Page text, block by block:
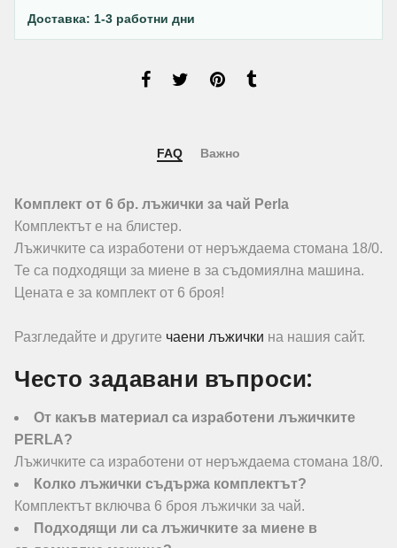
Доставка: 1-3 работни дни
FAQ Важно
Комплект от 6 бр. лъжички за чай Perla
Комплектът е на блистер.
Лъжичките са изработени от неръждаема стомана 18/0.
Те са подходящи за миене в за съдомиялна машина.
Цената е за комплект от 6 броя!
Разгледайте и другите чаени лъжички на нашия сайт.
Често задавани въпроси:
От какъв материал са изработени лъжичките
PERLA?
Лъжичките са изработени от неръждаема стомана 18/0.
Колко лъжички съдържа комплектът?
Комплектът включва 6 броя лъжички за чай.
Подходящи ли са лъжичките за миене в